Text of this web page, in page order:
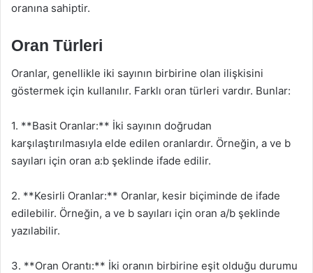
oranına sahiptir.
Oran Türleri
Oranlar, genellikle iki sayının birbirine olan ilişkisini
göstermek için kullanılır. Farklı oran türleri vardır. Bunlar:
1. **Basit Oranlar:** İki sayının doğrudan
karşılaştırılmasıyla elde edilen oranlardır. Örneğin, a ve b
sayıları için oran a:b şeklinde ifade edilir.
2. **Kesirli Oranlar:** Oranlar, kesir biçiminde de ifade
edilebilir. Örneğin, a ve b sayıları için oran a/b şeklinde
yazılabilir.
3. **Oran Orantı:** İki oranın birbirine eşit olduğu durumu